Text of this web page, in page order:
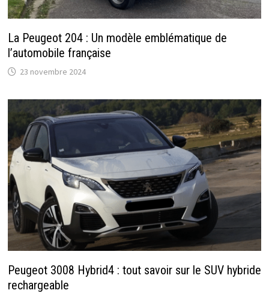
La Peugeot 204 : Un modèle emblématique de
l’automobile française
23 novembre 2024
Peugeot 3008 Hybrid4 : tout savoir sur le SUV hybride
rechargeable